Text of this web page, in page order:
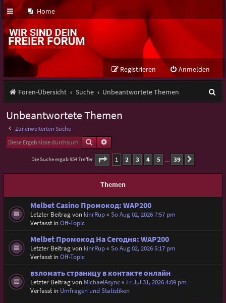
Home
Anmelden
Registrieren
Foren-Übersicht Suche Unbeantwortete Themen
Unbeantwortete Themen
Zur erweiterten Suche
SucheErweiterte Suche
Die Suche ergab 954 Treffer Seite 1von 39
1 2 3 4 5 … 39
Themen
Melbet Casino Промокод: WAP200
Letzter Beitrag von kinrRup« So Aug 02, 2026 7:57 pm
Verfasst inOff-Topic
Melbet Промокод На Сегодня: WAP200
Letzter Beitrag von kinrRup« So Aug 02, 2026 5:17 pm
Verfasst inOff-Topic
взломать страницу в контакте онлайн
Letzter Beitrag von MichaelAsync« Fr Jul 31, 2026 4:09 pm
Verfasst in Umfragen und Statistiken